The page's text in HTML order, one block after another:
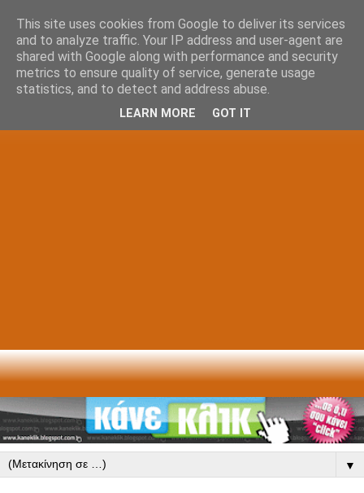
▼
This site uses cookies from Google to deliver its services
and to analyze traffic. Your IP address and user-agent are
shared with Google along with performance and security
metrics to ensure quality of service, generate usage
statistics, and to detect and address abuse.
LEARN MORE GOT IT